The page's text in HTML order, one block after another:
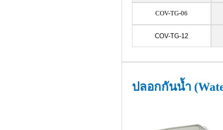
COV-TG-06
COV-TG-12
ปลอกกันน้ำ